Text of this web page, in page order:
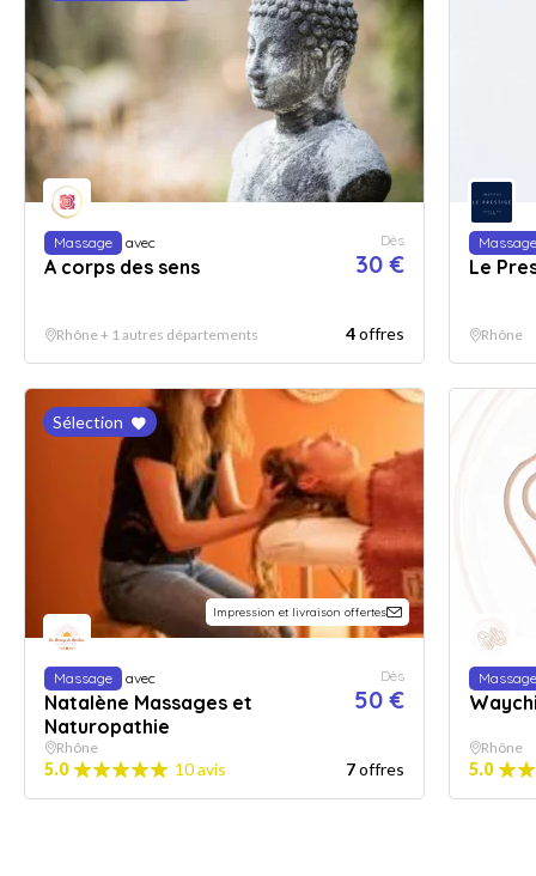
Massage avec
A corps des sens
Dès
30 €
Rhône + 1 autres départements 4offres
Massage
Le
Rhône
Sélection
Impression et livraison offertes
Massage avec
Natalène Massages et
Naturopathie
Dès
50 €
Rhône
5.0 10 avis 7offres
Massage
Rhône
5.0